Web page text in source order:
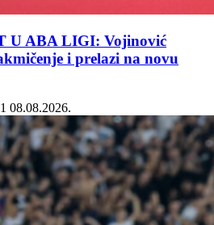
U ABA LIGI: Vojinović
i prelazi na novu
08.08.2026.